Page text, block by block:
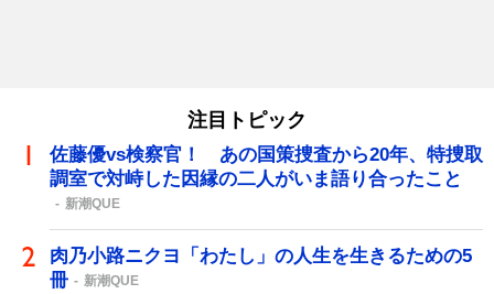
注目トピック
佐藤優vs検察官！ あの国策捜査から20年、特捜取
調室で対峙した因縁の二人がいま語り合ったこと
新潮QUE
肉乃小路ニクヨ「わたし」の人生を生きるための5
冊
新潮QUE